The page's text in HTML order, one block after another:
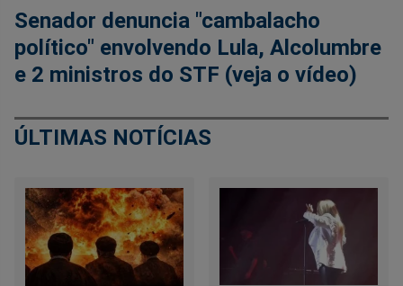
Senador denuncia "cambalacho
político" envolvendo Lula, Alcolumbre
e 2 ministros do STF (veja o vídeo)
ÚLTIMAS NOTÍCIAS